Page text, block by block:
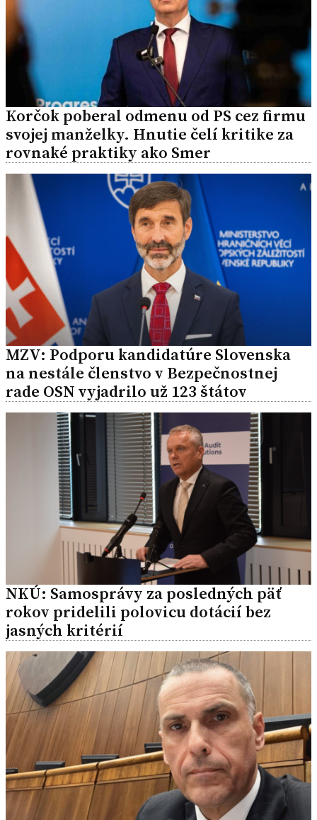
Korčok poberal odmenu od PS cez firmu
svojej manželky. Hnutie čelí kritike za
rovnaké praktiky ako Smer
MZV: Podporu kandidatúre Slovenska
na nestále členstvo v Bezpečnostnej
rade OSN vyjadrilo už 123 štátov
NKÚ: Samosprávy za posledných päť
rokov pridelili polovicu dotácií bez
jasných kritérií